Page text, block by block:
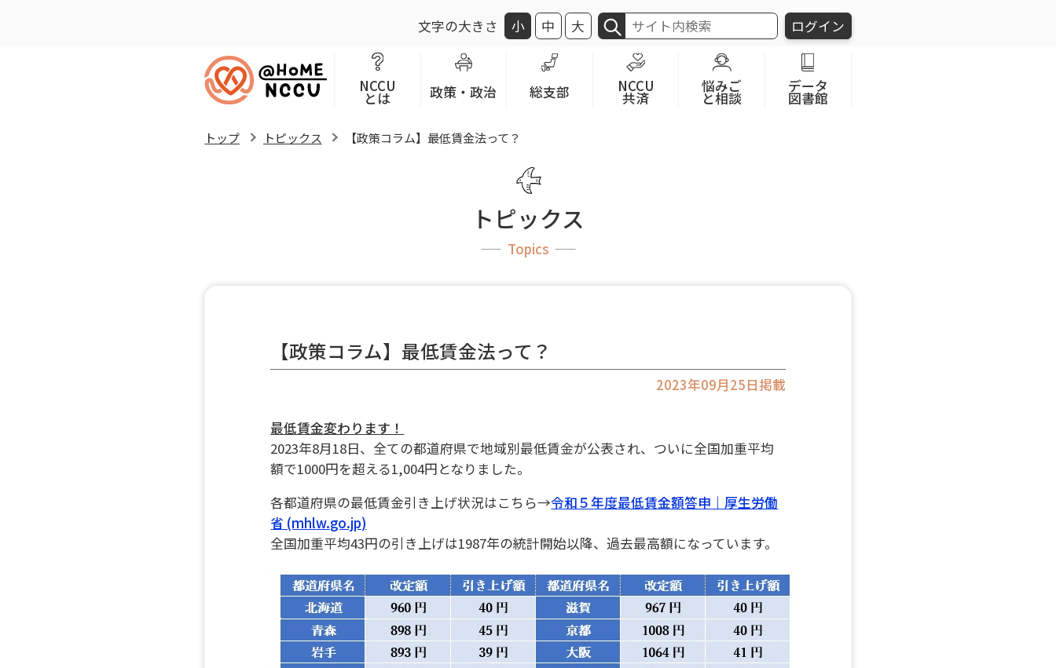
文字の大きさ 小 中 大 ログイン
NCCU
とは 政策・政治 総支部 NCCU
共済
悩みご
と相談
データ
図書館
トップ トピックス 【政策コラム】最低賃金法って？
トピックス
Topics
【政策コラム】最低賃金法って？
2023年09月25日掲載
最低賃金変わります！
2023年8月18日、全ての都道府県で地域別最低賃金が公表され、ついに全国加重平均
額で1000円を超える1,004円となりました。
各都道府県の最低賃金引き上げ状況はこちら→令和５年度最低賃金額答申｜厚生労働
省 (mhlw.go.jp)
全国加重平均43円の引き上げは1987年の統計開始以降、過去最高額になっています。